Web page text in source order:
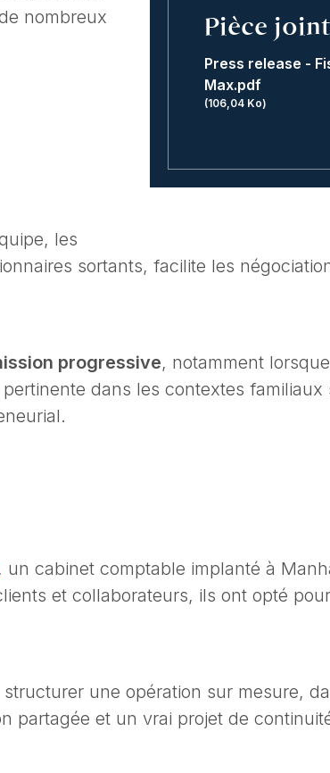
Pièce
Press release -
Max.pdf
(106,04 Ko)
nombreux
les
sortants, facilite les
progressive, notamment
dans les contextes
, un cabinet comptable implanté à
et collaborateurs, ils ont opté
une opération sur mesure,
partagée et un vrai projet de